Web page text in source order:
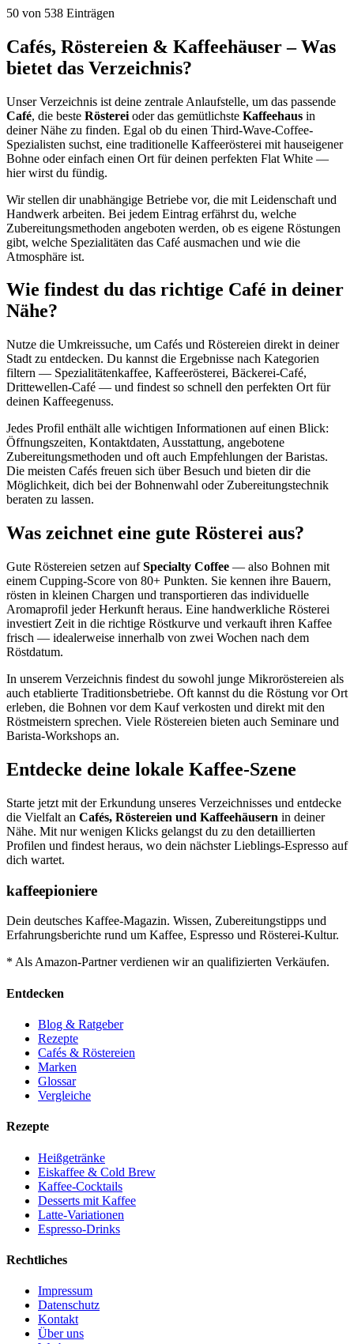
50 von 538 Einträgen
Cafés, Röstereien & Kaffeehäuser – Was
bietet das Verzeichnis?
Unser Verzeichnis ist deine zentrale Anlaufstelle, um das passende
Café, die beste Rösterei oder das gemütlichste Kaffeehaus in
deiner Nähe zu finden. Egal ob du einen Third-Wave-Coffee-
Spezialisten suchst, eine traditionelle Kaffeerösterei mit hauseigener
Bohne oder einfach einen Ort für deinen perfekten Flat White —
hier wirst du fündig.
Wir stellen dir unabhängige Betriebe vor, die mit Leidenschaft und
Handwerk arbeiten. Bei jedem Eintrag erfährst du, welche
Zubereitungsmethoden angeboten werden, ob es eigene Röstungen
gibt, welche Spezialitäten das Café ausmachen und wie die
Atmosphäre ist.
Wie findest du das richtige Café in deiner
Nähe?
Nutze die Umkreissuche, um Cafés und Röstereien direkt in deiner
Stadt zu entdecken. Du kannst die Ergebnisse nach Kategorien
filtern — Spezialitätenkaffee, Kaffeerösterei, Bäckerei-Café,
Drittewellen-Café — und findest so schnell den perfekten Ort für
deinen Kaffeegenuss.
Jedes Profil enthält alle wichtigen Informationen auf einen Blick:
Öffnungszeiten, Kontaktdaten, Ausstattung, angebotene
Zubereitungsmethoden und oft auch Empfehlungen der Baristas.
Die meisten Cafés freuen sich über Besuch und bieten dir die
Möglichkeit, dich bei der Bohnenwahl oder Zubereitungstechnik
beraten zu lassen.
Was zeichnet eine gute Rösterei aus?
Gute Röstereien setzen aufSpecialty Coffee — also Bohnen mit
einem Cupping-Score von 80+ Punkten. Sie kennen ihre Bauern,
rösten in kleinen Chargen und transportieren das individuelle
Aromaprofil jeder Herkunft heraus. Eine handwerkliche Rösterei
investiert Zeit in die richtige Röstkurve und verkauft ihren Kaffee
frisch — idealerweise innerhalb von zwei Wochen nach dem
Röstdatum.
In unserem Verzeichnis findest du sowohl junge Mikroröstereien als
auch etablierte Traditionsbetriebe. Oft kannst du die Röstung vor Ort
erleben, die Bohnen vor dem Kauf verkosten und direkt mit den
Röstmeistern sprechen. Viele Röstereien bieten auch Seminare und
Barista-Workshops an.
Entdecke deine lokale Kaffee-Szene
Starte jetzt mit der Erkundung unseres Verzeichnisses und entdecke
die Vielfalt an Cafés, Röstereien und Kaffeehäusern in deiner
Nähe. Mit nur wenigen Klicks gelangst du zu den detaillierten
Profilen und findest heraus, wo dein nächster Lieblings-Espresso auf
dich wartet.
kaffeepioniere
Dein deutsches Kaffee-Magazin. Wissen, Zubereitungstipps und
Erfahrungsberichte rund um Kaffee, Espresso und Rösterei-Kultur.
* Als Amazon-Partner verdienen wir an qualifizierten Verkäufen.
Entdecken
Blog & Ratgeber
Rezepte
Cafés & Röstereien
Marken
Glossar
Vergleiche
Rezepte
Heißgetränke
Eiskaffee & Cold Brew
Kaffee-Cocktails
Desserts mit Kaffee
Latte-Variationen
Espresso-Drinks
Rechtliches
Impressum
Datenschutz
Kontakt
Über uns